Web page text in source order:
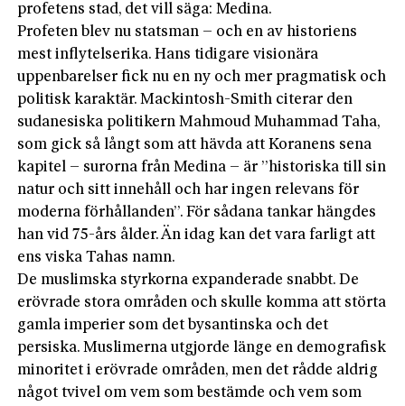
profetens stad, det vill säga: Medina.
Profeten blev nu statsman – och en av historiens
mest inflytelserika. Hans tidigare visionära
uppenbarelser fick nu en ny och mer pragmatisk och
politisk karaktär. Mackintosh-Smith citerar den
sudanesiska politikern Mahmoud Muhammad Taha,
som gick så långt som att hävda att Koranens sena
kapitel – surorna från Medina – är ”historiska till sin
natur och sitt innehåll och har ingen relevans för
moderna förhållanden”. För sådana tankar hängdes
han vid 75-års ålder. Än idag kan det vara farligt att
ens viska Tahas namn.
De muslimska styrkorna expanderade snabbt. De
erövrade stora områden och skulle komma att störta
gamla imperier som det bysantinska och det
persiska. Muslimerna utgjorde länge en demografisk
minoritet i erövrade områden, men det rådde aldrig
något tvivel om vem som bestämde och vem som